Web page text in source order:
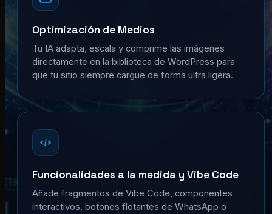
Optimización de Medios
Tu IA adapta, escala y comprime las imágenes
directamente en la biblioteca de WordPress para
que tu sitio siempre cargue de forma ultra ligera.
Funcionalidades a la medida y Vibe Code
Añade fragmentos de Vibe Code, componentes
interactivos, botones flotantes de WhatsApp o